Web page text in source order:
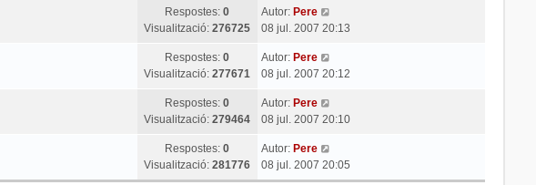
Respostes:0
Visualització:276725
Autor: Pere
08 jul. 2007 20:13
Respostes:0
Visualització:277671
Autor: Pere
08 jul. 2007 20:12
Respostes:0
Visualització:279464
Autor: Pere
08 jul. 2007 20:10
Respostes:0
Visualització:281776
Autor: Pere
08 jul. 2007 20:05